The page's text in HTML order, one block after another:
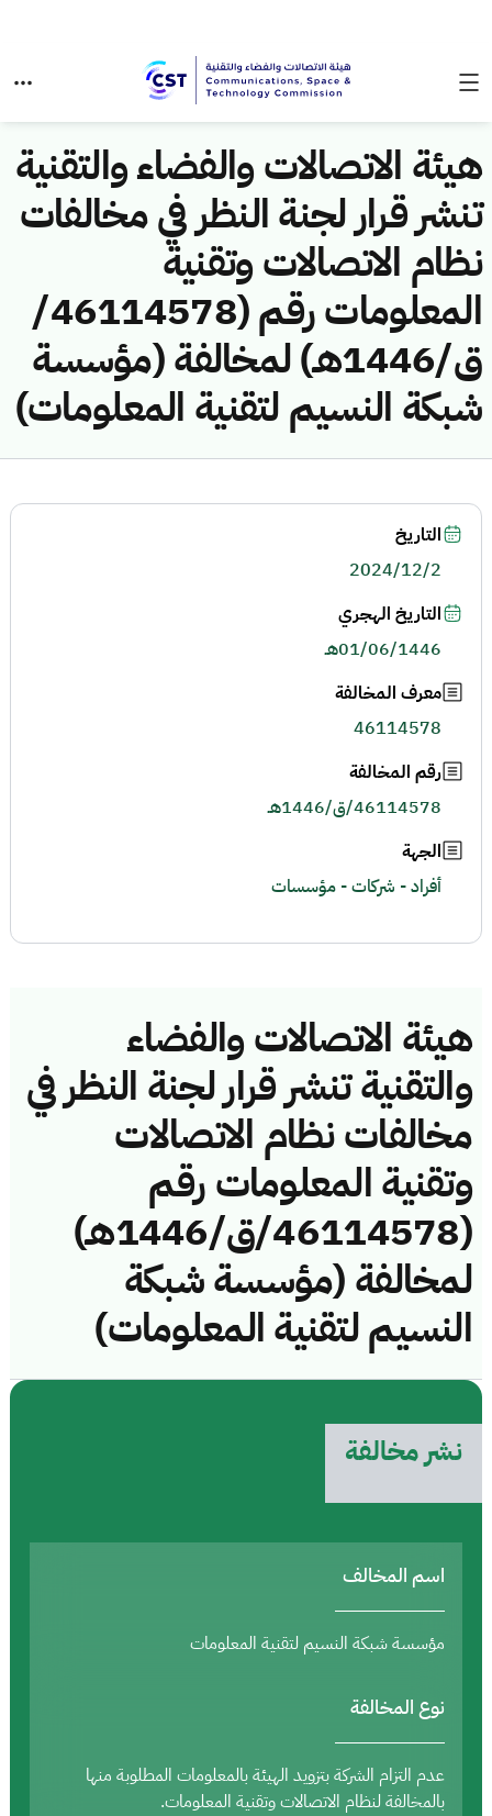
هيئة الاتصالات والفضاء والتقنية
تنشر قرار لجنة النظر في مخالفات
نظام الاتصالات وتقنية
المعلومات رقم (46114578/
ق/1446هـ) لمخالفة (مؤسسة
شبكة النسيم لتقنية المعلومات)
هيئة الاتصالات والفضاء
والتقنية تنشر قرار لجنة النظر في
مخالفات نظام الاتصالات
وتقنية المعلومات رقم
(46114578/ق/1446هـ)
لمخالفة (مؤسسة شبكة
النسيم لتقنية المعلومات)
نشر مخالفة
اسم المخالف
مؤسسة شبكة النسيم لتقنية المعلومات
نوع المخالفة
عدم التزام الشركة بتزويد الهيئة بالمعلومات المطلوبة منها
بالمخالفة لنظام الاتصالات وتقنية المعلومات.
التاريخ
2024/12/2
التاريخ الهجري
01/06/1446هـ
معرف المخالفة
46114578
رقم المخالفة
46114578/ق/1446هـ
الجهة
أفراد - شركات - مؤسسات